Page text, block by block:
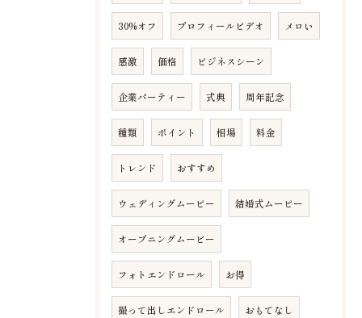
30%オフ プロフィールビデオ メロい
感激 価格 ビジネスシーン
企業パーティー 式典 周年記念
種類 ポイント 相場 料金
トレンド おすすめ
ウェディングムービー 結婚式ムービー
オープニングムービー
フォトエンドロール お得
撮って出しエンドロール おもてなし